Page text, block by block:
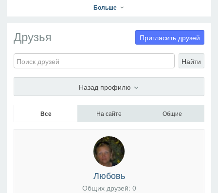
Анна
На профиль
В друзья Фото Видео Написать сообщение
Больше
Друзья
Найти
Пригласить друзей
Назад профилю
Все На сайте Общие
Любовь
Общих друзей: 0